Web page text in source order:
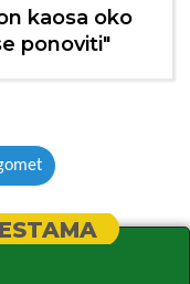
kaosa oko
ponoviti"